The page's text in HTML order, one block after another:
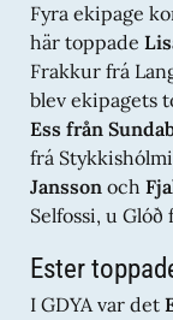
Fyra ekipage
här toppade
Frakkur frá
blev ekipagets
Ess från
frá
Jansson och
Selfossi, u
Ester
I GDYA var det